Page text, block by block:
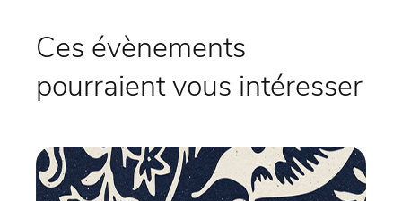
Ces évènements
pourraient vous intéresser